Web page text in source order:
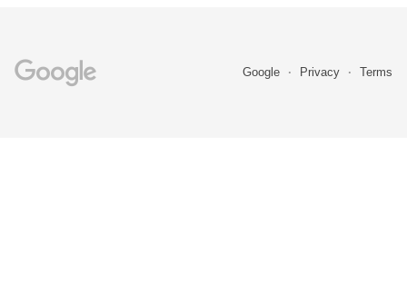
Google Privacy Terms